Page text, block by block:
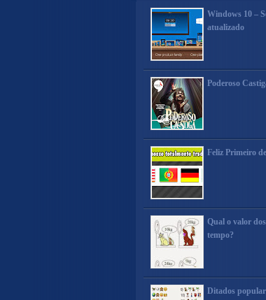
Windows 10 –
atualizado
Poderoso
Feliz Primeiro
Qual o valor
tempo?
Ditados